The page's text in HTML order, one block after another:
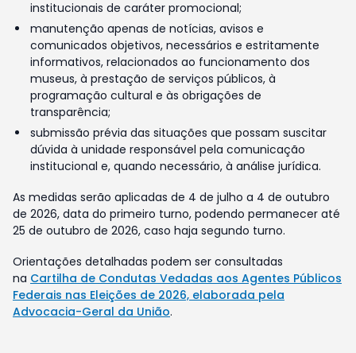
institucionais de caráter promocional;
manutenção apenas de notícias, avisos e
comunicados objetivos, necessários e estritamente
informativos, relacionados ao funcionamento dos
museus, à prestação de serviços públicos, à
programação cultural e às obrigações de
transparência;
submissão prévia das situações que possam suscitar
dúvida à unidade responsável pela comunicação
institucional e, quando necessário, à análise jurídica.
As medidas serão aplicadas de 4 de julho a 4 de outubro
de 2026, data do primeiro turno, podendo permanecer até
25 de outubro de 2026, caso haja segundo turno.
Orientações detalhadas podem ser consultadas
na Cartilha de Condutas Vedadas aos Agentes Públicos
Federais nas Eleições de 2026, elaborada pela
Advocacia-Geral da União.